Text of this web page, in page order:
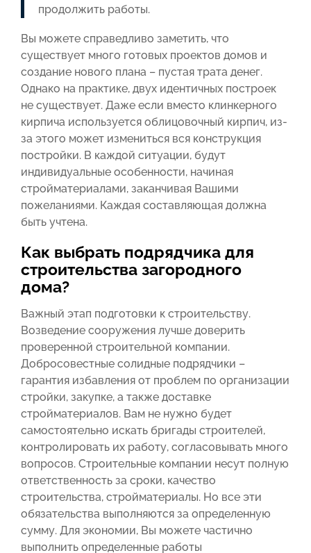
продолжить работы.
Вы можете справедливо заметить, что
существует много готовых проектов домов и
создание нового плана – пустая трата денег.
Однако на практике, двух идентичных построек
не существует. Даже если вместо клинкерного
кирпича используется облицовочный кирпич, из-
за этого может измениться вся конструкция
постройки. В каждой ситуации, будут
индивидуальные особенности, начиная
стройматериалами, заканчивая Вашими
пожеланиями. Каждая составляющая должна
быть учтена.
Как выбрать подрядчика для
строительства загородного
дома?
Важный этап подготовки к строительству.
Возведение сооружения лучше доверить
проверенной строительной компании.
Добросовестные солидные подрядчики –
гарантия избавления от проблем по организации
стройки, закупке, а также доставке
стройматериалов. Вам не нужно будет
самостоятельно искать бригады строителей,
контролировать их работу, согласовывать много
вопросов. Строительные компании несут полную
ответственность за сроки, качество
строительства, стройматериалы. Но все эти
обязательства выполняются за определенную
сумму. Для экономии, Вы можете частично
выполнить определенные работы